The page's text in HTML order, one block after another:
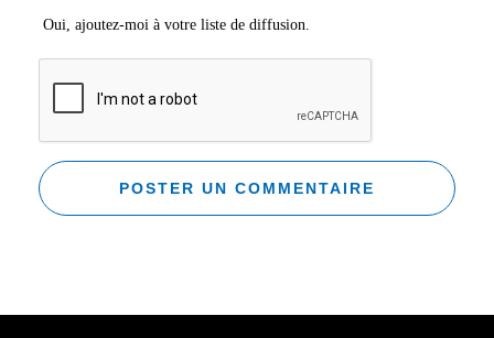
Oui, ajoutez-moi à votre liste de diffusion.